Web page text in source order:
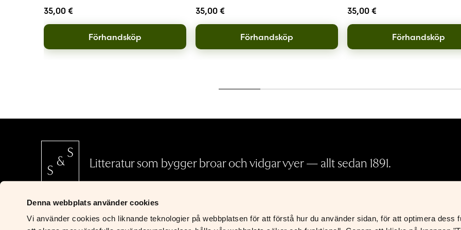
Denna webbplats använder cookies
Vi använder cookies och liknande teknologier på webbplatsen för att förstå hur du använder sidan, för att optimera dess
35,00 €
Förhandsköp
35,00 €
Förhandsköp
35,00 €
Förhandsköp
Litteratur som bygger broar och vidgar vyer — allt sedan 1891.
SCHILDTS & SÖDERSTRÖMS
Riddaregatan 5
Köp- och leveransvillkor